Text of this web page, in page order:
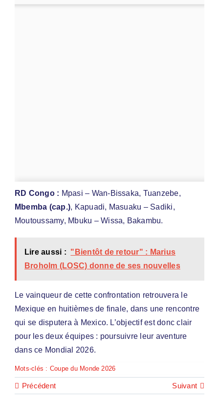
RD Congo : Mpasi – Wan-Bissaka, Tuanzebe,
Mbemba (cap.), Kapuadi, Masuaku – Sadiki,
Moutoussamy, Mbuku – Wissa, Bakambu.
Lire aussi : "Bientôt de retour" : Marius
Broholm (LOSC) donne de ses nouvelles
Le vainqueur de cette confrontation retrouvera le
Mexique en huitièmes de finale, dans une rencontre
qui se disputera à Mexico. L’objectif est donc clair
pour les deux équipes : poursuivre leur aventure
dans ce Mondial 2026.
Mots-clés : Coupe du Monde 2026
Précédent Suivant